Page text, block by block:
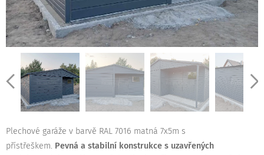
Plechové garáže v barvě RAL 7016 matná 7x5m s
přístřeškem. Pevná a stabilní konstrukce s uzavřených